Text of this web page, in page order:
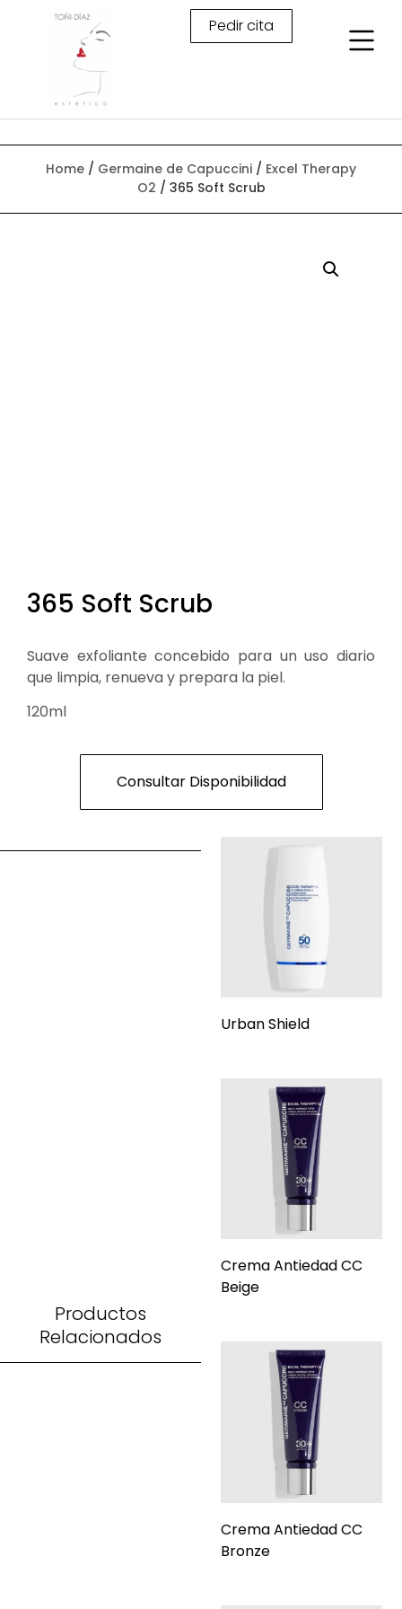
Pedir cita
Home / Germaine de Capuccini / Excel Therapy
O2 / 365 Soft Scrub
365 Soft Scrub
Suave exfoliante concebido para un uso diario
que limpia, renueva y prepara la piel.
120ml
Consultar Disponibilidad
Productos
Relacionados
Urban Shield
Crema Antiedad CC
Beige
Crema Antiedad CC
Bronze